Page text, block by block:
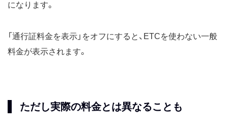
になります。
「通行証料金を表示」をオフにすると、ETCを使わない一般
料金が表示されます。
ただし実際の料金とは異なることも